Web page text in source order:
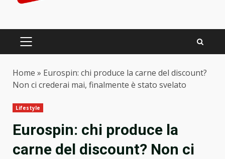
PRIMARY
Home » Eurospin: chi produce la carne del discount?
Non ci crederai mai, finalmente è stato svelato
Lifestyle
Eurospin: chi produce la
carne del discount? Non ci